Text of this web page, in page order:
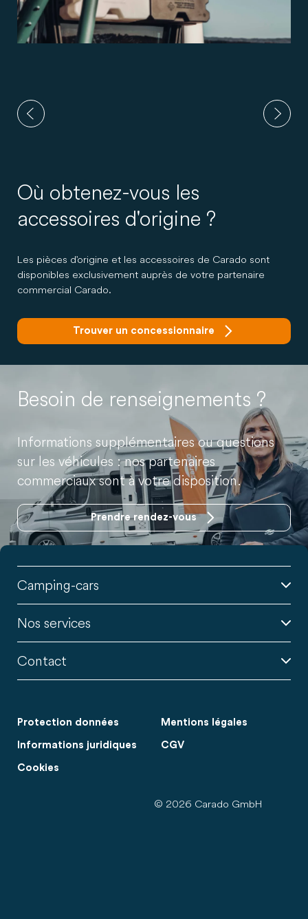
Où obtenez-vous les
accessoires d'origine ?
Les pièces d'origine et les accessoires de Carado sont
disponibles exclusivement auprès de votre partenaire
commercial Carado.
Trouver un concessionnaire
Besoin de renseignements ?
Informations supplémentaires ou questions
sur les véhicules : nos partenaires
commerciaux sont à votre disposition.
Prendre rendez-vous
Camping-cars
Nos services
Contact
Protection données Mentions légales
Informations juridiques CGV
Cookies
© 2026 Carado GmbH